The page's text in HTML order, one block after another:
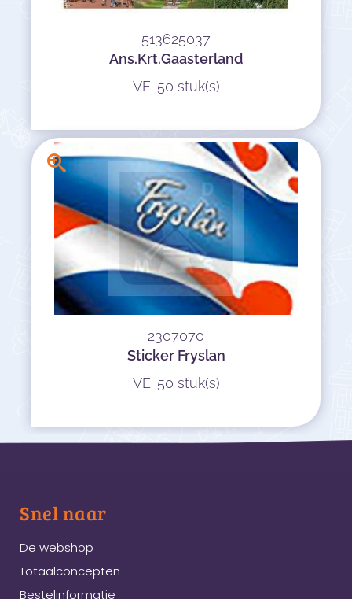
513625037
Ans.Krt.Gaasterland
VE: 50 stuk(s)
2307070
Sticker Fryslan
VE: 50 stuk(s)
Snel naar
De webshop
Totaalconcepten
Bestelinformatie